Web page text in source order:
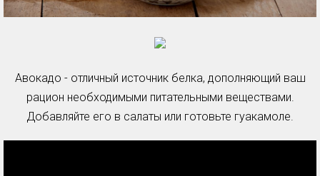
Авокадо - отличный источник белка, дополняющий ваш
рацион необходимыми питательными веществами.
Добавляйте его в салаты или готовьте гуакамоле.